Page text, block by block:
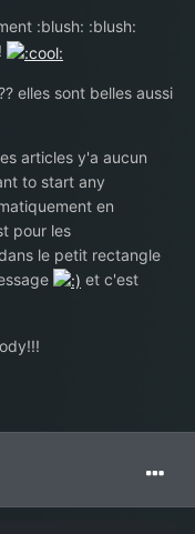
:blush: :blush:
elles sont belles aussi
articles y'a aucun
to start any
en
pour les
le petit rectangle
et c'est